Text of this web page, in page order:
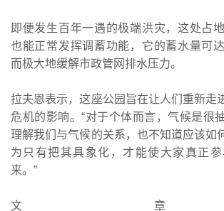
即便发生百年一遇的极端洪灾，这处占
也能正常发挥调蓄功能，它的蓄水量可
而极大地缓解市政管网排水压力。
拉夫恩表示，这座公园旨在让人们重新走
危机的影响。“对于个体而言，气候是很
理解我们与气候的关系，也不知道应该如
为只有把其具象化，才能使大家真正
来。”
文章